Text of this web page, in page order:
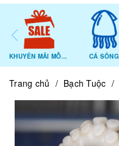
KHUYẾN MÃI MỖI NGÀY CÁ SỐNG
Trang chủ / Bạch Tuộc /